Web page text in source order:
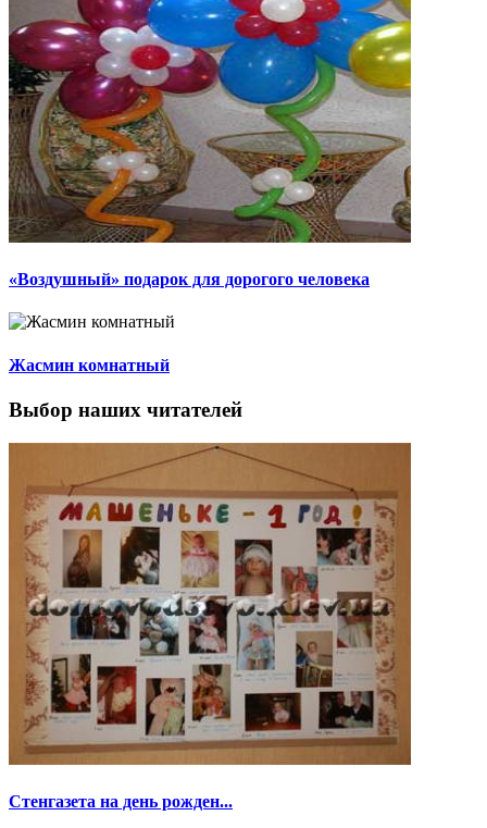
«Воздушный» подарок для дорогого человека
Жасмин комнатный
Выбор наших читателей
Стенгазета на день рожден...